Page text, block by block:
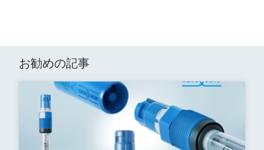
お勧めの記事